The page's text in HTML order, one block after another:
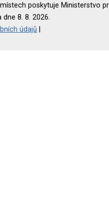
poskytuje Ministerstvo
8. 8. 2026.
údajů